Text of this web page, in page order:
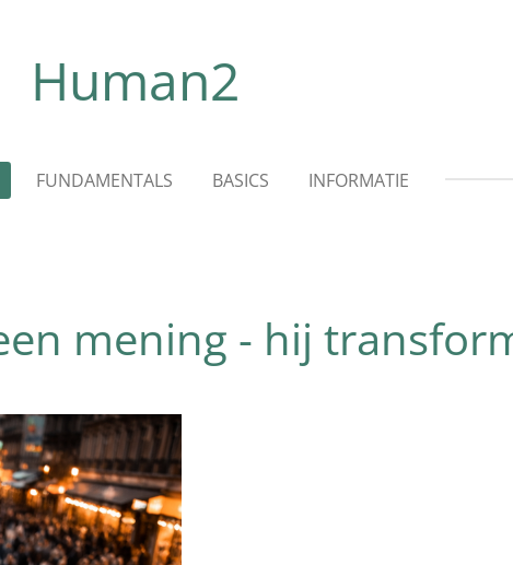
Human2
FUNDAMENTALS BASICS INFORMATIE
mening - hij